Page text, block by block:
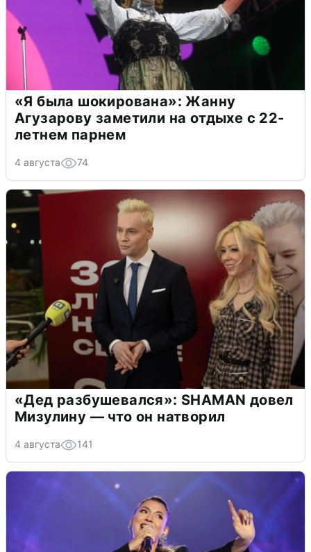
«Я была шокирована»: Жанну
Агузарову заметили на отдыхе с 22-
летнем парнем
4 августа 74
«Дед разбушевался»: SHAMAN довел
Мизулину — что он натворил
4 августа 141